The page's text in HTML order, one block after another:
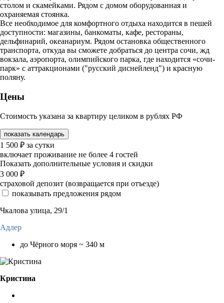
столом и скамейками. Рядом с домом оборудованная и
охраняемая стоянка.
Все необходимое для комфортного отдыха находится в пешей
доступности: магазины, банкоматы, кафе, рестораны,
дельфинарий, океанариум. Рядом остановка общественного
транспорта, откуда вы сможете добраться до центра сочи, жд
вокзала, аэропорта, олимпийского парка, где находится «сочи-
парк» с аттракционами ("русский диснейленд") и красную
поляну.
Цены
Стоимость указана за квартиру целиком в рублях РФ
показать календарь
1 500 ₽ за сутки
включает проживание не более 4 гостей
Показать дополнительные условия и скидки
3 000 ₽
страховой депозит (возвращается при отъезде)
показывать предложения рядом
Чкалова улица, 29/1
Адлер
до Чёрного моря ~ 340 м
Кристина